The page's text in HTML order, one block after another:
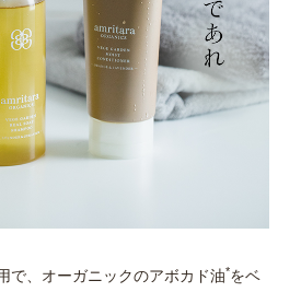
で、オーガニックのアボカド油*をベ